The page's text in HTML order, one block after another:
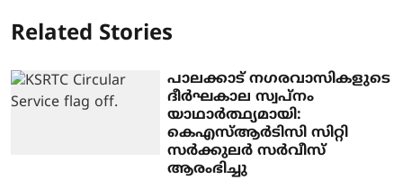
Related Stories
പാലക്കാട് നഗരവാസികളുടെ
ദീർഘകാല സ്വപ്നം
യാഥാർത്ഥ്യമായി:
കെഎസ്ആർടിസി സിറ്റി
സർക്കുലർ സർവീസ്
ആരംഭിച്ചു